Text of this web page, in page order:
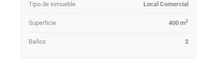
Tipo de inmueble Local Comercial
Superficie 400 m2
Baños 2